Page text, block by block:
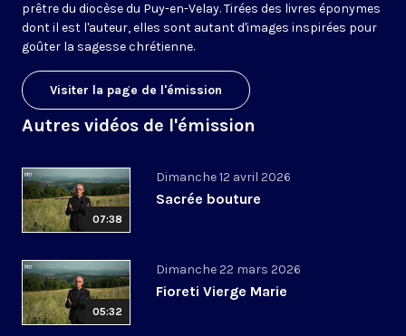
prêtre du diocèse du Puy-en-Velay. Tirées des livres éponymes
dont il est l'auteur, elles sont autant d'images inspirées pour
goûter la sagesse chrétienne.
Visiter la page de l'émission
Autres vidéos de l'émission
07:38
Dimanche 12 avril 2026
Sacrée bouture
05:32
Dimanche 22 mars 2026
Fioreti Vierge Marie